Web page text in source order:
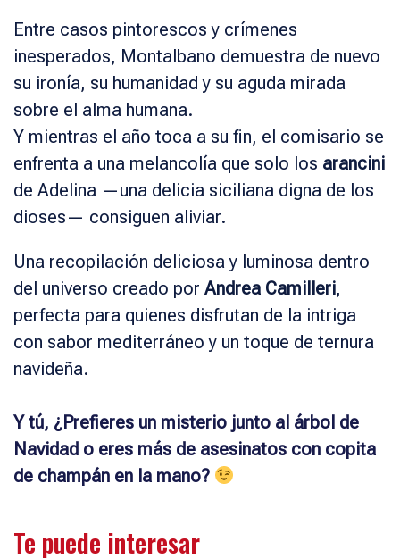
Entre casos pintorescos y crímenes
inesperados, Montalbano demuestra de nuevo
su ironía, su humanidad y su aguda mirada
sobre el alma humana.
Y mientras el año toca a su fin, el comisario se
enfrenta a una melancolía que solo los arancini
de Adelina —una delicia siciliana digna de los
dioses— consiguen aliviar.
Una recopilación deliciosa y luminosa dentro
del universo creado por Andrea Camilleri,
perfecta para quienes disfrutan de la intriga
con sabor mediterráneo y un toque de ternura
navideña.
Y tú, ¿Prefieres un misterio junto al árbol de
Navidad o eres más de asesinatos con copita
de champán en la mano?
Te puede interesar